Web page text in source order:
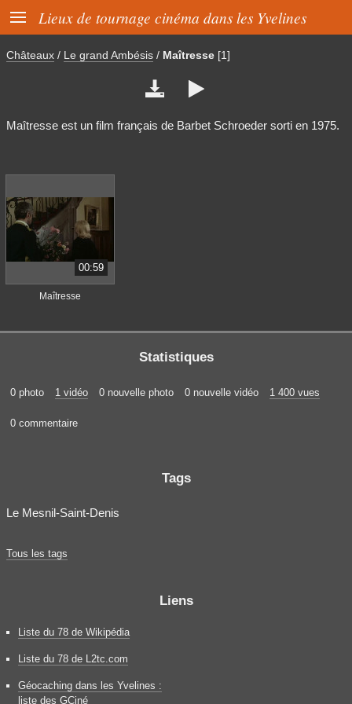
 Lieux de tournage cinéma dans les Yvelines
Châteaux / Le grand Ambésis / Maîtresse [1]
 
Maîtresse est un film français de Barbet Schroeder sorti en 1975.
00:59
Maîtresse
Statistiques
0 photo 1 vidéo 0 nouvelle photo 0 nouvelle vidéo 1 400 vues
0 commentaire
Tags
Le Mesnil-Saint-Denis
Tous les tags
Liens
Liste du 78 de Wikipédia
Liste du 78 de L2tc.com
Géocaching dans les Yvelines :
liste des GCiné